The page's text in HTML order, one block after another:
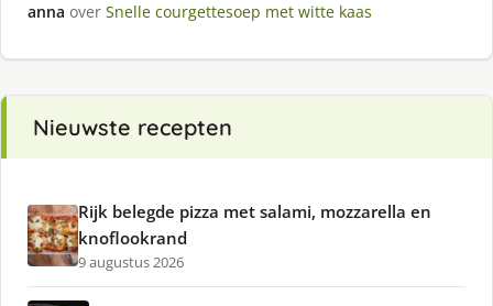
anna over Snelle courgettesoep met witte kaas
Nieuwste recepten
Rijk belegde pizza met salami, mozzarella en
knoflookrand
9 augustus 2026